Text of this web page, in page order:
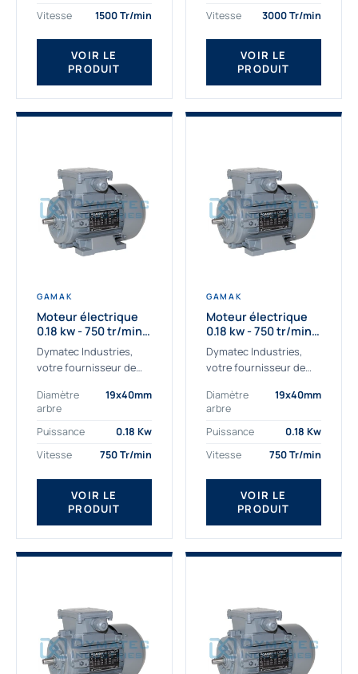
détermination et la
fourniture...
Vitesse
1500 Tr/min
VOIR LE
PRODUIT
Fournisseur Français
des moteurs
électriques Gamak,
nous proposons
exclusivement des...
Vitesse
3000 Tr/min
VOIR LE
PRODUIT
GAMAK
Moteur électrique
0.18 kw - 750 tr/min -
230/400V - IE2
Dymatec Industries,
votre fournisseur de
kw. Dymatec Industries
vous propose le moteur
électrique 0.18 kw, un
qualité Gamak...
Diamètre
arbre
19x40mm
Puissance
0.18 Kw
Vitesse
750 Tr/min
VOIR LE
PRODUIT
GAMAK
Moteur électrique
0.18 kw - 750 tr/min -
230/400V - IE3
Dymatec Industries,
votre fournisseur de
kw. Dymatec Industries
vous propose le moteur
électrique 0.18 kw, un
moteur de qualité...
Diamètre
arbre
19x40mm
Puissance
0.18 Kw
Vitesse
750 Tr/min
VOIR LE
PRODUIT